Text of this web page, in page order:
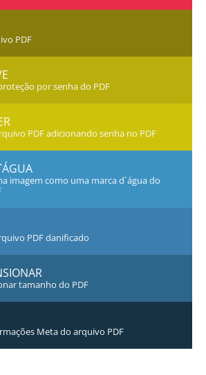
PDF
por senha do PDF
PDF adicionando senha no PDF
imagem como uma marca d`água do
PDF danificado
tamanho do PDF
Meta do arquivo PDF